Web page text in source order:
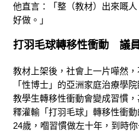
他直言：「整（教材）出來嘅
好做。」
打羽毛球轉移性衝動 議
教材上架後，社會上一片嘩然
「性博士」的亞洲家庭治療學
教學生轉移性衝動會變成習慣
釋灌輸「打羽毛球」轉移性衝
24歲，嗰習慣做左十年，到時